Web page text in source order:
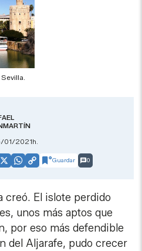
01/2021h.
X WhatsApp
CopyGuardar 0
creó. El islote perdido
unos más aptos que
por eso más defendible
del Aljarafe, pudo crecer